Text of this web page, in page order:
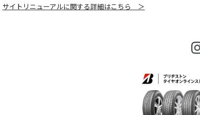
サイトリニューアルに関する詳細はこちら ＞